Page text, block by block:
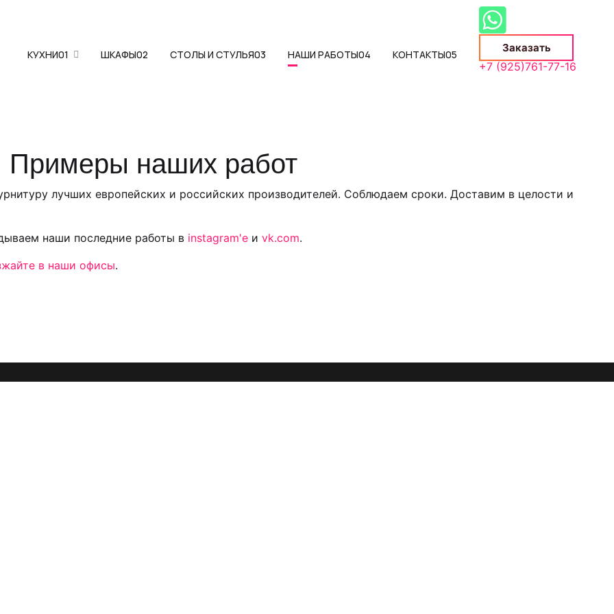
Заказать
+7 (925)761-77-16
КУХНИ01 ШКАФЫ02 СТОЛЫ И СТУЛЬЯ03 НАШИ РАБОТЫ04 КОНТАКТЫ05
Примеры наших работ
лучших европейских и российских производителей. Соблюдаем сроки. Доставим в целости и
наши последние работы в instagram'е и vk.com.
в наши офисы.